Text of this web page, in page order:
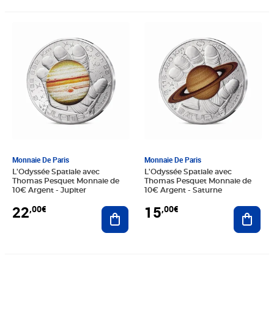
Monnaie De Paris
L'Odyssée Spatiale avec
Thomas Pesquet Monnaie de
10€ Argent - Jupiter
22,00€ Ajouter au panier
Monnaie De Paris
L'Odyssée Spatiale avec
Thomas Pesquet Monnaie de
10€ Argent - Saturne
15,00€